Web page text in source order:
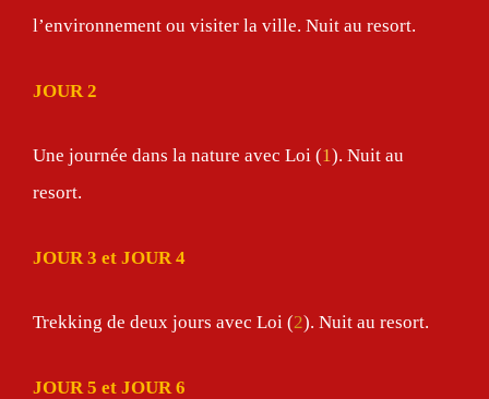
l’environnement ou visiter la ville. Nuit au resort.
JOUR 2
Une journée dans la nature avec Loi (1). Nuit au
resort.
JOUR 3 et JOUR 4
Trekking de deux jours avec Loi (2). Nuit au resort.
JOUR 5 et JOUR 6